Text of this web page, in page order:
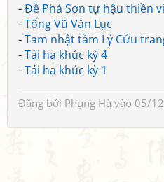
-Đề Phá Sơn tự hậu thiền
-Tống Vũ Văn Lục
-Tam nhật tầm Lý Cửu
-Tái hạ khúc kỳ 4
-Tái hạ khúc kỳ 1
Đăng bởi Phụng Hà vào 05/